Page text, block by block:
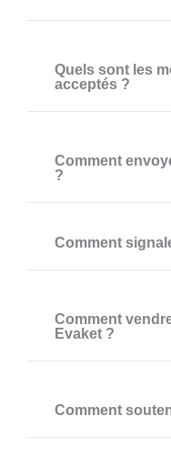
Quels sont les
acceptés ?
Comment
?
Comment
Comment
Evaket ?
Comment